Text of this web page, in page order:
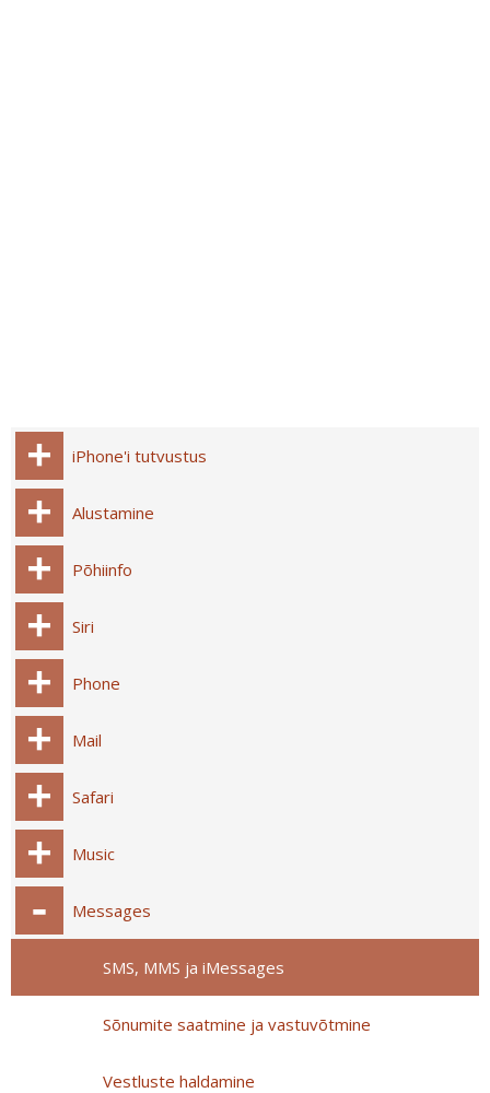
iPhone'i tutvustus
Alustamine
Põhiinfo
Siri
Phone
Mail
Safari
Music
Messages
SMS, MMS ja iMessages
Sõnumite saatmine ja vastuvõtmine
Vestluste haldamine